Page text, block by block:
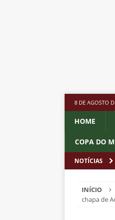
8 DE AGOSTO
HOME
COPA DO
NOTÍCIAS
INÍCIO
chapa de